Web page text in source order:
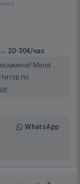
20-30€/час
Меня
по
WhatsApp